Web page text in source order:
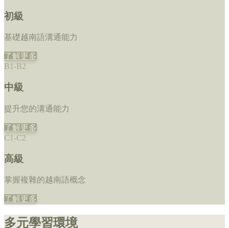
初級
基礎越南語溝通能力
了解更多
B1-B2
中級
提升您的溝通能力
了解更多
C1-C2
高級
掌握複雜的越南語概念
了解更多
多元學習環境